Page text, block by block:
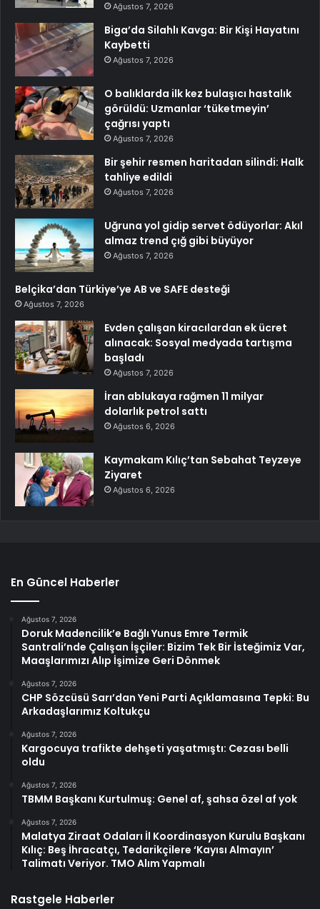
Ağustos 7, 2026
Biga’da Silahlı Kavga: Bir Kişi Hayatını
Kaybetti
Ağustos 7, 2026
O balıklarda ilk kez bulaşıcı hastalık
görüldü: Uzmanlar ‘tüketmeyin’
çağrısı yaptı
Ağustos 7, 2026
Bir şehir resmen haritadan silindi: Halk
tahliye edildi
Ağustos 7, 2026
Uğruna yol gidip servet ödüyorlar: Akıl
almaz trend çığ gibi büyüyor
Ağustos 7, 2026
Belçika’dan Türkiye’ye AB ve SAFE desteği
Ağustos 7, 2026
Evden çalışan kiracılardan ek ücret
alınacak: Sosyal medyada tartışma
başladı
Ağustos 7, 2026
İran ablukaya rağmen 11 milyar
dolarlık petrol sattı
Ağustos 6, 2026
Kaymakam Kılıç’tan Sebahat Teyzeye
Ziyaret
Ağustos 6, 2026
En Güncel Haberler
Ağustos 7, 2026
Doruk Madencilik’e Bağlı Yunus Emre Termik
Santrali’nde Çalışan İşçiler: Bizim Tek Bir İsteğimiz Var,
Maaşlarımızı Alıp İşimize Geri Dönmek
Ağustos 7, 2026
CHP Sözcüsü Sarı’dan Yeni Parti Açıklamasına Tepki: Bu
Arkadaşlarımız Koltukçu
Ağustos 7, 2026
Kargocuya trafikte dehşeti yaşatmıştı: Cezası belli
oldu
Ağustos 7, 2026
TBMM Başkanı Kurtulmuş: Genel af, şahsa özel af yok
Ağustos 7, 2026
Malatya Ziraat Odaları İl Koordinasyon Kurulu Başkanı
Kılıç: Beş İhracatçı, Tedarikçilere ‘Kayısı Almayın’
Talimatı Veriyor. TMO Alım Yapmalı
Rastgele Haberler